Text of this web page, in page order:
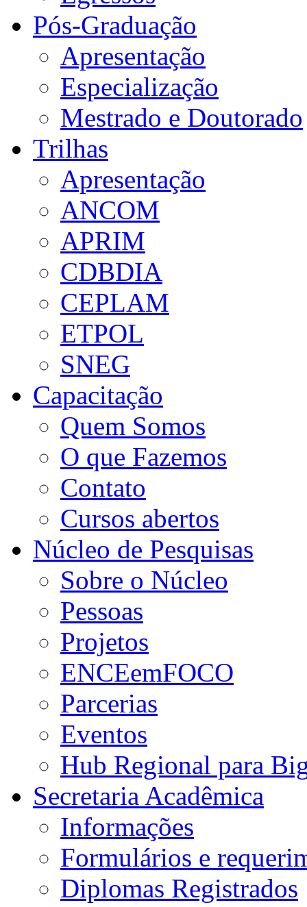
Pós-Graduação
Apresentação
Especialização
Mestrado e Doutorado
Trilhas
Apresentação
ANCOM
APRIM
CDBDIA
CEPLAM
ETPOL
SNEG
Capacitação
Quem Somos
O que Fazemos
Contato
Cursos abertos
Núcleo de Pesquisas
Sobre o Núcleo
Pessoas
Projetos
ENCEemFOCO
Parcerias
Eventos
Hub Regional para
Secretaria Acadêmica
Informações
Formulários e
Diplomas Registrados